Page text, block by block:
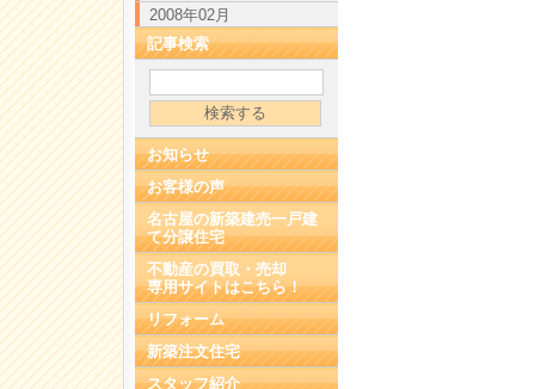
2008年02月
記事検索
お知らせ
お客様の声
名古屋の新築建売一戸建
て分譲住宅
不動産の買取・売却
専用サイトはこちら！
リフォーム
新築注文住宅
スタッフ紹介